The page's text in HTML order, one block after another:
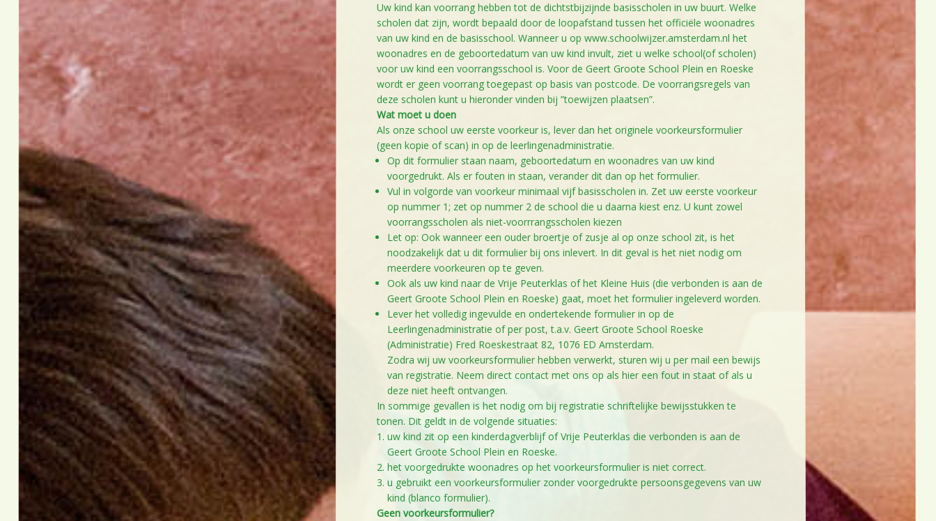
Uw kind kan voorrang hebben tot de dichtstbijzijnde basisscholen in uw buurt. Welke
scholen dat zijn, wordt bepaald door de loopafstand tussen het officiële woonadres
van uw kind en de basisschool. Wanneer u op www.schoolwijzer.amsterdam.nl het
woonadres en de geboortedatum van uw kind invult, ziet u welke school(of scholen)
voor uw kind een voorrangsschool is. Voor de Geert Groote School Plein en Roeske
wordt er geen voorrang toegepast op basis van postcode. De voorrangsregels van
deze scholen kunt u hieronder vinden bij ”toewijzen plaatsen”.
Wat moet u doen
Als onze school uw eerste voorkeur is, lever dan het originele voorkeursformulier
(geen kopie of scan) in op de leerlingenadministratie.
Op dit formulier staan naam, geboortedatum en woonadres van uw kind
voorgedrukt. Als er fouten in staan, verander dit dan op het formulier.
Vul in volgorde van voorkeur minimaal vijf basisscholen in. Zet uw eerste voorkeur
op nummer 1; zet op nummer 2 de school die u daarna kiest enz. U kunt zowel
voorrangsscholen als niet-voorrrangsscholen kiezen
Let op: Ook wanneer een ouder broertje of zusje al op onze school zit, is het
noodzakelijk dat u dit formulier bij ons inlevert. In dit geval is het niet nodig om
meerdere voorkeuren op te geven.
Ook als uw kind naar de Vrije Peuterklas of het Kleine Huis (die verbonden is aan de
Geert Groote School Plein en Roeske) gaat, moet het formulier ingeleverd worden.
Lever het volledig ingevulde en ondertekende formulier in op de
Leerlingenadministratie of per post, t.a.v. Geert Groote School Roeske
(Administratie) Fred Roeskestraat 82, 1076 ED Amsterdam.
Zodra wij uw voorkeursformulier hebben verwerkt, sturen wij u per mail een bewijs
van registratie. Neem direct contact met ons op als hier een fout in staat of als u
deze niet heeft ontvangen.
In sommige gevallen is het nodig om bij registratie schriftelijke bewijsstukken te
tonen. Dit geldt in de volgende situaties:
uw kind zit op een kinderdagverblijf of Vrije Peuterklas die verbonden is aan de
Geert Groote School Plein en Roeske.
het voorgedrukte woonadres op het voorkeursformulier is niet correct.
u gebruikt een voorkeursformulier zonder voorgedrukte persoonsgegevens van uw
kind (blanco formulier).
Geen voorkeursformulier?